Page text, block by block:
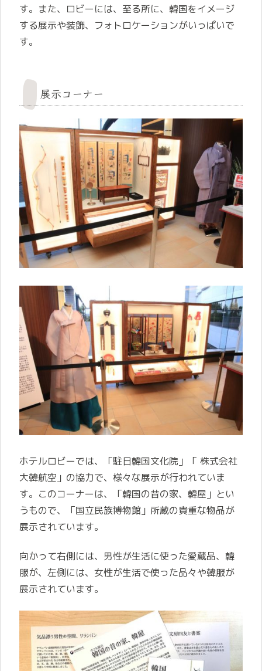
す。また、ロビーには、至る所に、韓国をイメージ
する展示や装飾、フォトロケーションがいっぱいで
す。
展示コーナー
ホテルロビーでは、「駐日韓国文化院」「 株式会社
大韓航空」の協力で、様々な展示が行われていま
す。このコーナーは、
「韓国の昔の家、韓屋」とい
うもので、「国立民族博物館」所蔵の貴重な物品が
展示されています。
向かって右側には、男性が生活に使った愛蔵品、 韓
服が、左側には、女性が生活で使った品々や韓服が
展示されています。